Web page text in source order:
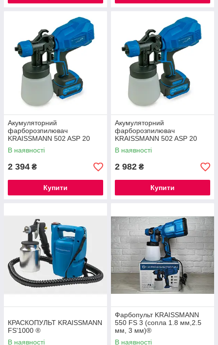
Акумуляторний
фарборозпилювач
KRAISSMANN 502 ASP 20
(акумулятор 2000 мАг та ЗП)
®
В наявності
2 394 ₴
Купити
Акумуляторний
фарборозпилювач
KRAISSMANN 502 ASP 20
(акумулятор 2000 мАг та ЗП)
®
В наявності
2 982 ₴
Купити
КРАСКОПУЛЬТ KRAISSMANN
FS'1000 ®
В наявності
Фарбопульт KRAISSMANN
550 FS 3 (сопла 1.8 мм,2.5
мм, 3 мм)®
В наявності